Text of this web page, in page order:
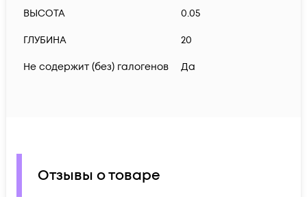
ВЫСОТА 0.05
ГЛУБИНА 20
Не содержит (без) галогенов Да
Отзывы о товаре